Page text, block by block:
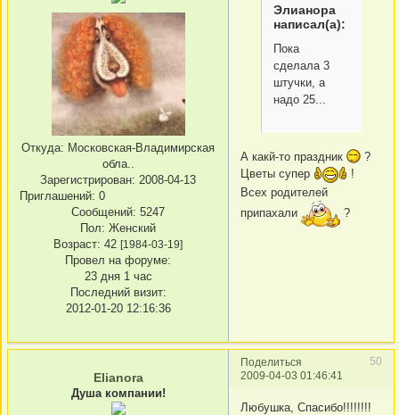
Откуда: Московская-Владимирская
обла..
Зарегистрирован: 2008-04-13
Приглашений: 0
Сообщений: 5247
Пол: Женский
Возраст: 42 [1984-03-19]
Провел на форуме:
23 дня 1 час
Последний визит:
2012-01-20 12:16:36
Элианора
написал(а):
Пока
сделала 3
штучки, а
надо 25...
А какй-то праздник
?
Цветы супер
!
Всех родителей
припахали
?
Поделиться
50
2009-04-03 01:46:41
Elianora
Душа компании!
Любушка, Спасибо!!!!!!!!